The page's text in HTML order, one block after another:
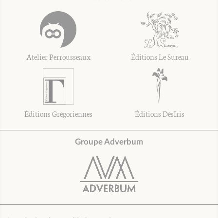
Atelier Perrousseaux Éditions Le Sureau
Éditions Grégoriennes Éditions DésIris
Groupe Adverbum